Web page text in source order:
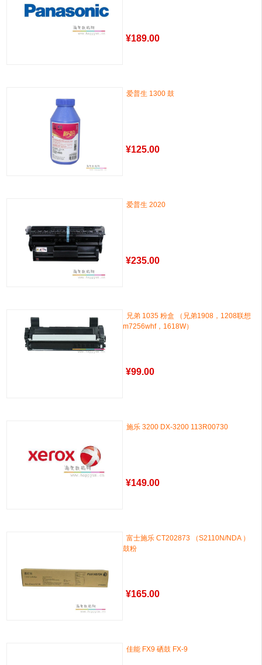
¥189.00
爱普生 1300 鼓
¥125.00
爱普生 2020
¥235.00
兄弟 1035 粉盒 （兄弟1908，1208联想
m7256whf，1618W）
¥99.00
施乐 3200 DX-3200 113R00730
¥149.00
富士施乐 CT202873 （S2110N/NDA ）
鼓粉
¥165.00
佳能 FX9 硒鼓 FX-9